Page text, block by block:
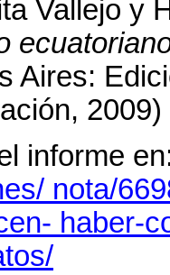
Vallejo y
Aires:
2009)
informe
nota/
haber-